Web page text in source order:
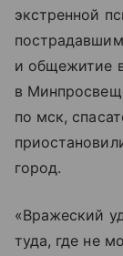
экстренной
и общежитие
в
по мск,
город.
«Вражеский
туда, где не